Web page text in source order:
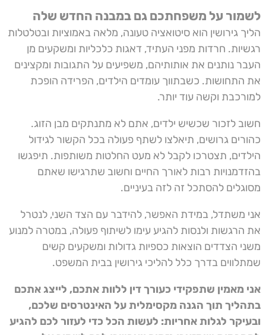
לשמור על משפחתכם גם במבנה החדש שלה
הליך גירושין הוא סיטואציה טעונה, מלאה באמוציות ובטלטלות
רגשיות. חרדות מפני העתיד, דאגות כלכליות ומשקעים מן
העבר נותנים את אותותיהם, משפיעים על התגובות ומקצינים
את התחושות. כשבתווך עומדים הילדים, הפרידה הופכת
למורכבת וקשה עוד יותר.
חשוב לזכור שכשיש ילדים, אתם לא מתנתקים מבן הזוג.
כהורים גרושים, תיאלצו לשתף פעולה בכל הקשור לגידול
הילדים, תצטרכו לקבל לא מעט החלטות משותפות. תיפגשו
בהזדמנויות רבות לאורך החיים וחשוב שתרגישו שאתם
מסוגלים להסתכל זה לזה בעיניים.
אני משתדל, במידת האפשר, להידבר עם הצד השני, לנטרל
את הרגשות ולנסות להגיע עימו לשיתוף פעולה, במטרה למנוע
משני הצדדים הוצאות כספיות גדולות ומשקעים קשים
שמתלווים בדרך כלל להליכי גירושין בבית המשפט.
אני מאמין שתפקידי כעורך דין ללוות אתכם, לייצג אתכם
בתהליך תוך הגנה מקסימלית על האינטרסים שלכם,
ובעיקר לגלות אחריות: לעשות הכל כדי לעזור לכם להגיע